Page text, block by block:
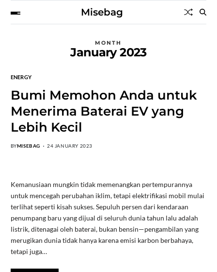
Misebag
MONTH
January 2023
ENERGY
Bumi Memohon Anda untuk
Menerima Baterai EV yang
Lebih Kecil
BYMISEBAG 24 JANUARY 2023
Kemanusiaan mungkin tidak memenangkan pertempurannya
untuk mencegah perubahan iklim, tetapi elektrifikasi mobil mulai
terlihat seperti kisah sukses. Sepuluh persen dari kendaraan
penumpang baru yang dijual di seluruh dunia tahun lalu adalah
listrik, ditenagai oleh baterai, bukan bensin—pengambilan yang
merugikan dunia tidak hanya karena emisi karbon berbahaya,
tetapi juga…